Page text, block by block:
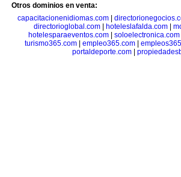
Otros dominios en venta:
capacitacionenidiomas.com|
directorioglobal.com
hoteleslafalda.com
hotelesparaeventos.com
soloelectronica.com
turismo365.com| empleo365.com|
portaldeporte.com|